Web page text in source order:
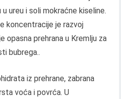
ureu i soli mokraćne kiseline.
koncentracije je razvoj
opasna prehrana u Kremlju za
bubrega..
iz prehrane, zabrana
voća i povrća. U